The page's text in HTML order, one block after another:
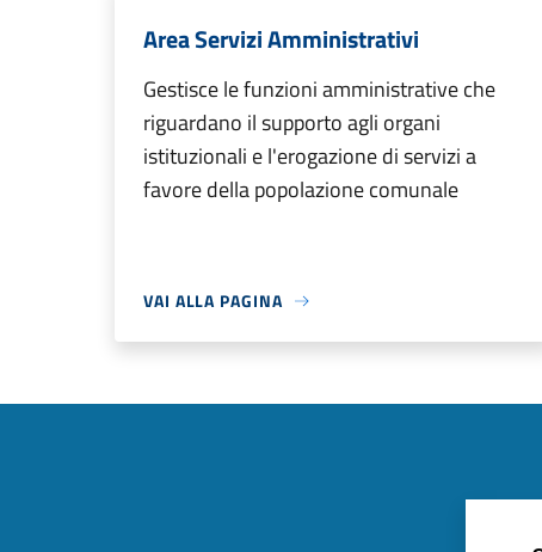
Area Servizi Amministrativi
Gestisce le funzioni amministrative che
riguardano il supporto agli organi
istituzionali e l'erogazione di servizi a
favore della popolazione comunale
VAI ALLA PAGINA